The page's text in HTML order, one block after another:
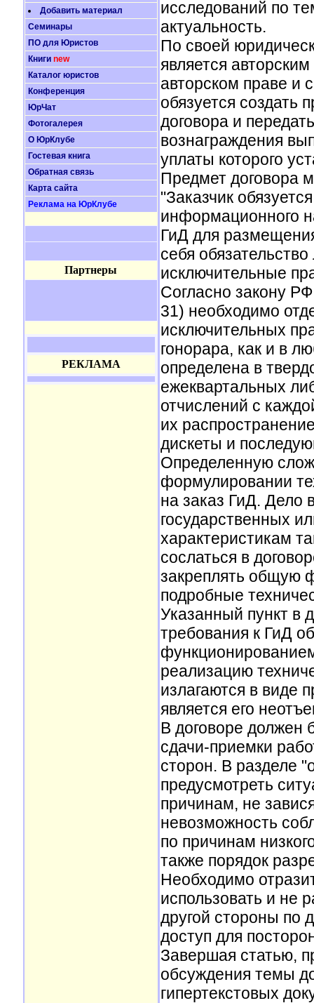
Добавить материал
Семинары
ПО для Юристов
Книги new
Каталог юристов
Конференция
ЮрЧат
Фотогалерея
О ЮрКлубе
Гостевая книга
Обратная связь
Карта сайта
Реклама на ЮрКлубе
Партнеры
РЕКЛАМА
исследований по
актуальность.
По своей
является
авторском праве и
обязуется создать
договора и
вознаграждения
уплаты которого
Предмет договора
"Заказчик
информационного
ГиД для
себя
исключительные
Согласно закону
31) необходимо
исключительных
гонорара, как и в
определена в
ежеквартальных
отчислений с
их
дискеты и
Определенную
формулировании
на заказ ГиД. Дело
государственных
характеристикам
сослаться в
закреплять общую
подробные
Указанный пункт в
требования к ГиД
реализацию
излагаются в виде
является его
В договоре должен
сдачи-приемки
сторон. В разделе
предусмотреть
причинам, не
невозможность
по причинам
также порядок
Необходимо
использовать и не
другой стороны по
доступ для
Завершая статью,
обсуждения темы
гипертекстовых